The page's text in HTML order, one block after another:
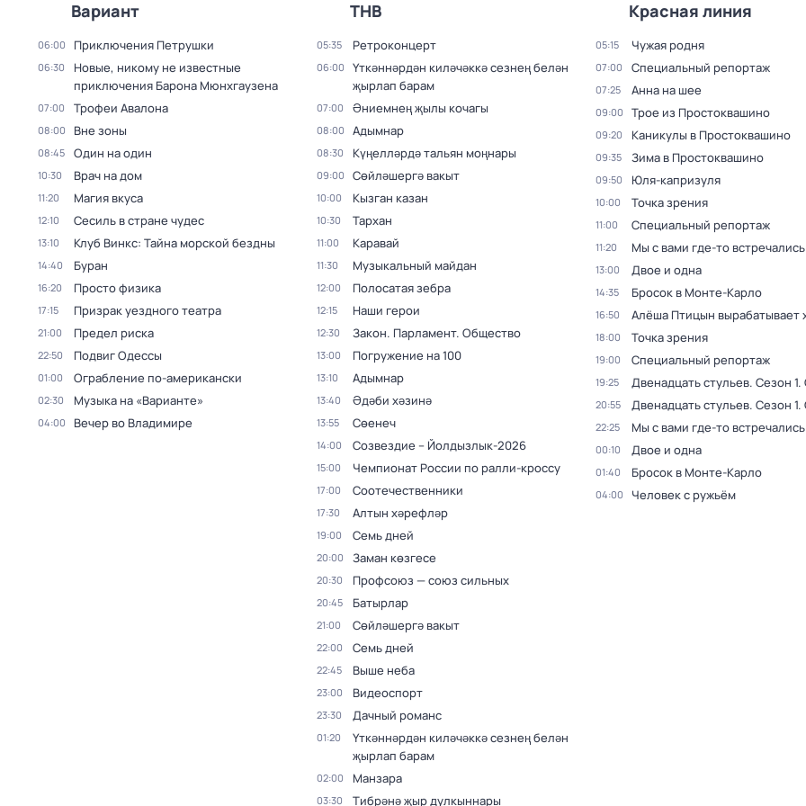
Вариант
06:00 Приключения Петрушки
06:30
Новые, никому не известные
приключения Барона Мюнхгаузена
07:00 Трофеи Авалона
08:00 Вне зоны
08:45 Один на один
10:30 Врач на дом
11:20 Магия вкуса
12:10 Сесиль в стране чудес
13:10 Клуб Винкс: Тайна морской бездны
14:40 Буран
16:20 Просто физика
17:15 Призрак уездного театра
21:00 Предел риска
22:50 Подвиг Одессы
01:00 Ограбление по-американски
02:30 Музыка на «Варианте»
04:00 Вечер во Владимире
ТНВ
05:35 Ретроконцерт
06:00
Үткәннәрдән киләчәккә сезнең белән
җырлап барам
07:00 Әниемнең җылы кочагы
08:00 Адымнар
08:30 Күңелләрдә тальян моңнары
09:00 Сөйләшергә вакыт
10:00 Кызган казан
10:30 Тархан
11:00 Каравай
11:30 Музыкальный майдан
12:00 Полосатая зебра
12:15 Наши герои
12:30 Закон. Парламент. Общество
13:00 Погружение на 100
13:10 Адымнар
13:40 Әдәби хәзинә
13:55 Cөенеч
14:00 Созвездие – Йолдызлык-2026
15:00 Чемпионат России по ралли-кроссу
17:00 Соотечественники
17:30 Алтын хәрефләр
19:00 Семь дней
20:00 Заман көзгесе
20:30 Профсоюз — союз сильных
20:45 Батырлар
21:00 Сөйләшергә вакыт
22:00 Семь дней
22:45 Выше неба
23:00 Видеоспорт
23:30 Дачный романс
01:20
Үткәннәрдән киләчәккә сезнең белән
җырлап барам
02:00 Манзара
03:30 Тибрәнә җыр дулкыннары
Красная линия
05:15 Чужая родня
07:00 Специальный репортаж
07:25 Анна на шее
09:00 Трое из Простоквашино
09:20 Каникулы в Простоквашино
09:35 Зима в Простоквашино
09:50 Юля-капризуля
10:00 Точка зрения
11:00 Специальный репортаж
11:20 Мы с вами где-то встречались
13:00 Двое и одна
14:35 Бросок в Монте-Карло
16:50 Алёша Птицын вырабатывает
18:00 Точка зрения
19:00 Специальный репортаж
19:25 Двенадцать стульев. Сезон 1.
20:55 Двенадцать стульев. Сезон 1.
22:25 Мы с вами где-то встречались
00:10 Двое и одна
01:40 Бросок в Монте-Карло
04:00 Человек с ружьём